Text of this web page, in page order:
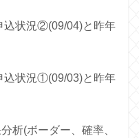
込状況②(09/04)と昨年
込状況①(09/03)と昨年
析(ボーダー、確率、